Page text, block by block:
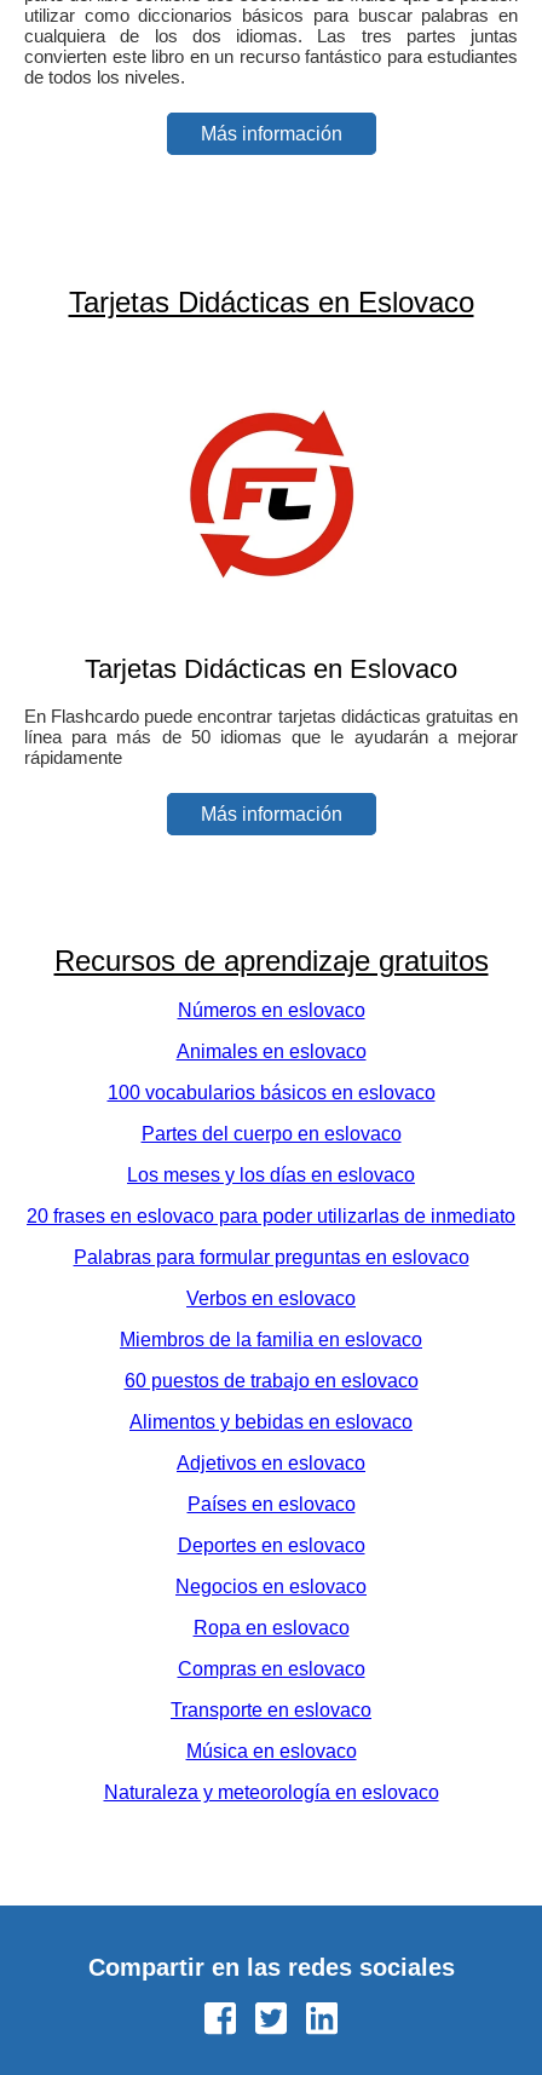
utilizar como diccionarios básicos para buscar palabras en
cualquiera de los dos idiomas. Las tres partes juntas
convierten este libro en un recurso fantástico para estudiantes
de todos los niveles.
Más información
Tarjetas Didácticas en Eslovaco
Tarjetas Didácticas en Eslovaco
En Flashcardo puede encontrar tarjetas didácticas gratuitas en
línea para más de 50 idiomas que le ayudarán a mejorar
rápidamente
Más información
Recursos de aprendizaje gratuitos
Números en eslovaco
Animales en eslovaco
100 vocabularios básicos en eslovaco
Partes del cuerpo en eslovaco
Los meses y los días en eslovaco
20 frases en eslovaco para poder utilizarlas de inmediato
Palabras para formular preguntas en eslovaco
Verbos en eslovaco
Miembros de la familia en eslovaco
60 puestos de trabajo en eslovaco
Alimentos y bebidas en eslovaco
Adjetivos en eslovaco
Países en eslovaco
Deportes en eslovaco
Negocios en eslovaco
Ropa en eslovaco
Compras en eslovaco
Transporte en eslovaco
Música en eslovaco
Naturaleza y meteorología en eslovaco
Compartir en las redes sociales